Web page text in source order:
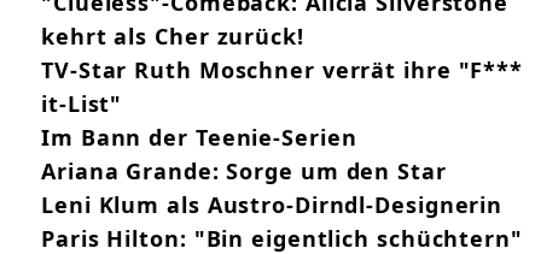
kehrt als Cher zurück!
TV-Star Ruth Moschner verrät ihre "F***
it-List"
Im Bann der Teenie-Serien
Ariana Grande: Sorge um den Star
Leni Klum als Austro-Dirndl-Designerin
Paris Hilton: "Bin eigentlich schüchtern"